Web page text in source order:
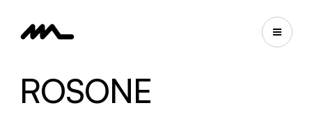
ROSONE